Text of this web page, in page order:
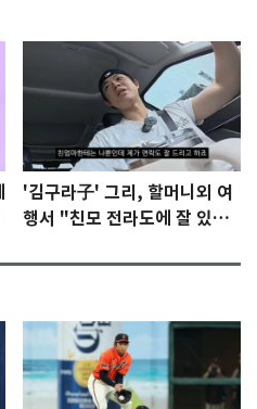
'김구라子' 그리, 할머니외 여
행서 "친모 전라도에 잘 있